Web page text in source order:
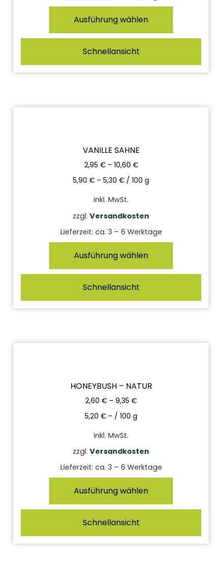
Ausführung wählen
Schnellansicht
VANILLE SAHNE
2,95 €– 10,60 €
5,90 € – 5,30 € / 100 g
inkl. MwSt.
zzgl. Versandkosten
Lieferzeit: ca. 3 – 6 Werktage
Ausführung wählen
Schnellansicht
HONEYBUSH – NATUR
2,60 € – 9,35 €
5,20 € – / 100 g
inkl. MwSt.
zzgl. Versandkosten
Lieferzeit: ca. 3 – 6 Werktage
Ausführung wählen
Schnellansicht